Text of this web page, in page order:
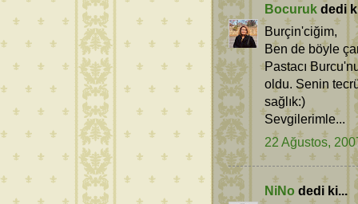
Bocuruk dedi
Burçin'ciğim,
Ben de böyle
Pastacı
oldu. Senin
sağlık:)
Sevgilerimle...
22 Ağustos,
NiNo dedi ki...